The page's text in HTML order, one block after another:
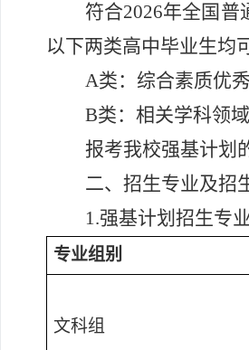
符合2026年全国普
以下两类高中毕业生均
A类：综合素质优
B类：相关学科领
报考我校强基计划
二、招生专业及招
1.强基计划招生专业
专业组别
文科组